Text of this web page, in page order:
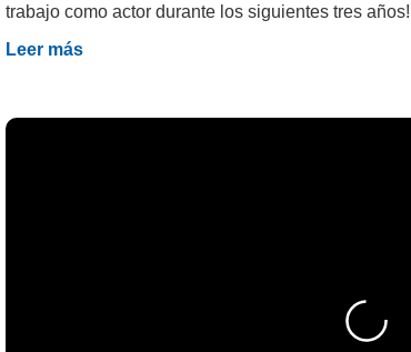
trabajo como actor durante los siguientes tres
Leer más